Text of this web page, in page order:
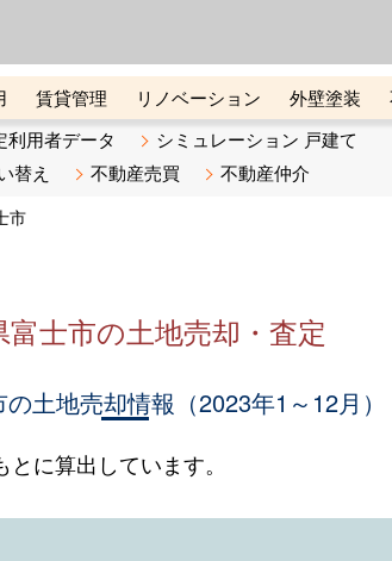
賃貸管理 リノベーション 外壁塗装
ンマガジンBiz 不動産売却ご相談デスク
利用者データ
シミュレーション 戸建て
替え 不動産売買 不動産仲介
市
富士市の土地売却・査定
土地売却情報（2023年1～12月）
に算出しています。